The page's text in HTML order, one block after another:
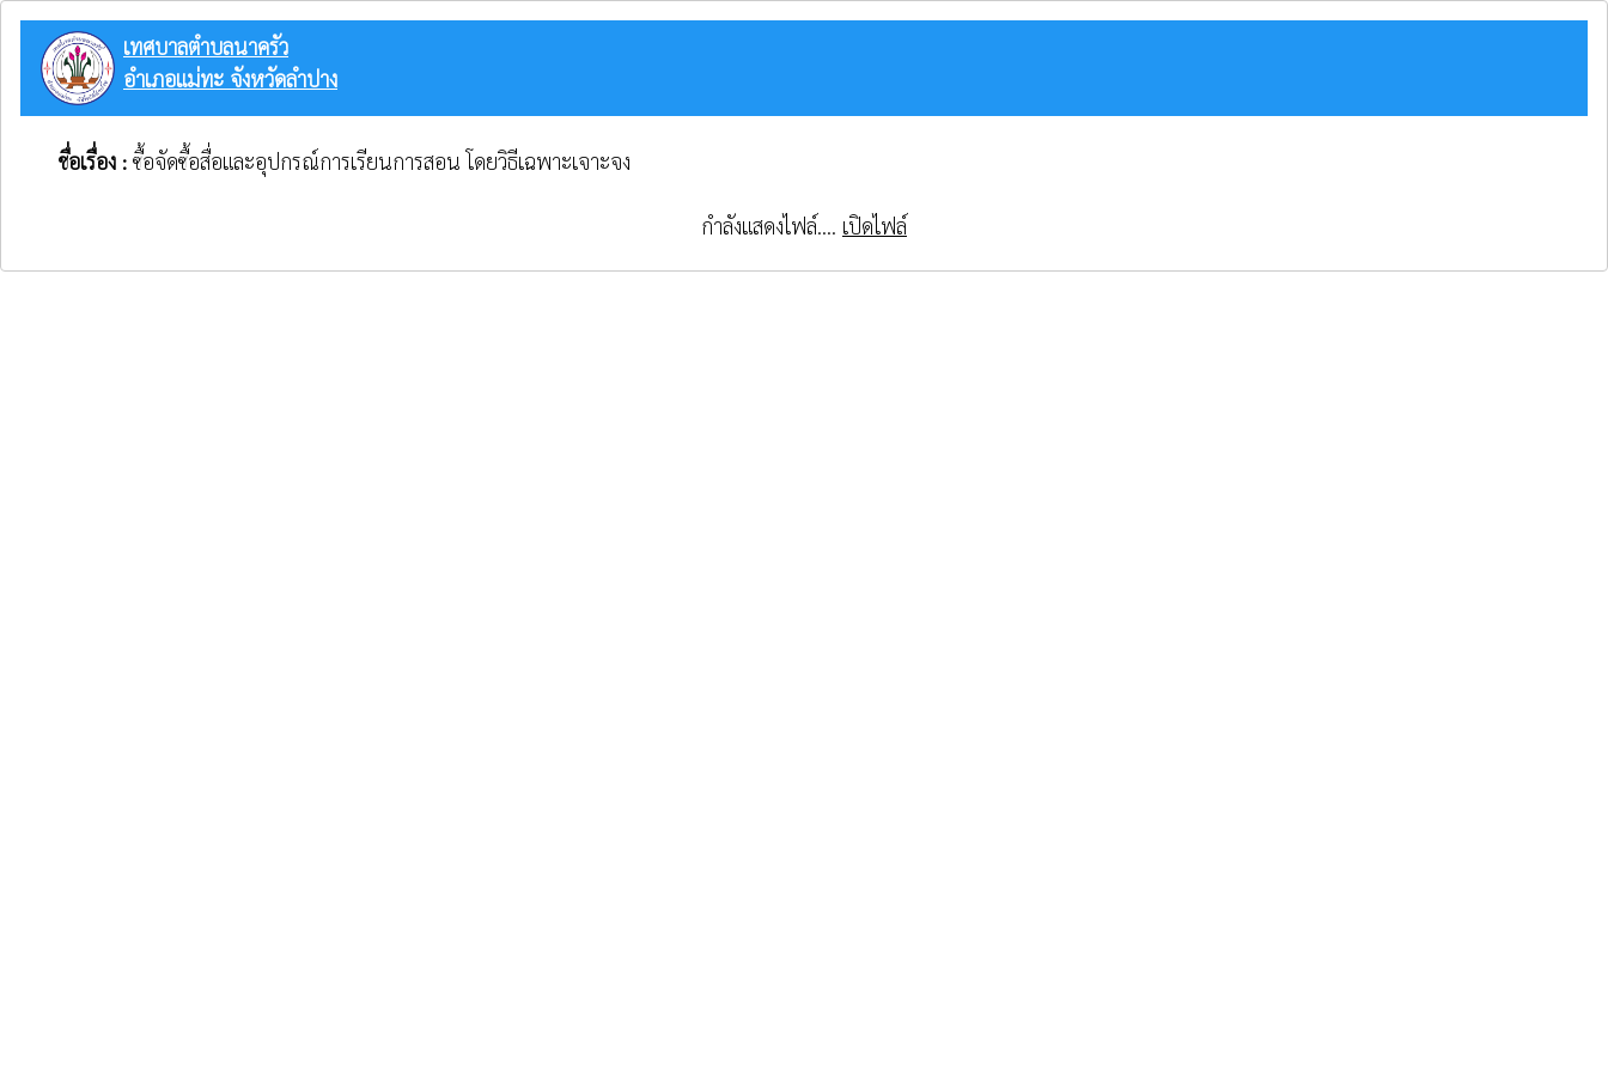
เทศบาลตำบลนาครัว
อำเภอแม่ทะ จังหวัดลำปาง
ชื่อเรื่อง : ซื้อจัดซื้อสื่อและอุปกรณ์การเรียนการสอน โดยวิธีเฉพาะเจาะจง
กำลังแสดงไฟล์.... เปิดไฟล์